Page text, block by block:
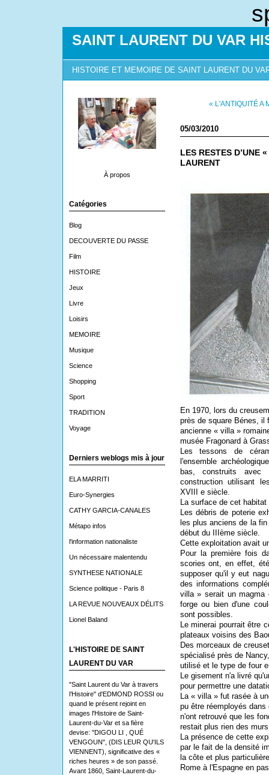
SAINT LAURENT DU VAR
HISTOIRE ET MEMOIRE DE SAINT LAURENT DU
À propos
Catégories
Blog
DECOUVERTE DU PASSE
Film
HISTOIRE
Jeux
Livre
Loisirs
MEMOIRE
Musique
Science
Shopping
Sport
TRADITION
Voyage
Derniers weblogs mis à jour
ELA MARRITI
Euro-Synergies
CATHY GARCIA-CANALES
Métapo infos
l'information nationaliste
Un nécessaire malentendu
SYNTHESE NATIONALE
Science politique - Paris 8
LA REVUE NOUVEAUX DÉLITS
Lionel Baland
L'HISTOIRE DE SAINT
LAURENT DU VAR
"Saint Laurent du Var à travers
l’Histoire" d'EDMOND ROSSI ou
quand le présent rejoint en
images l'Histoire de Saint-
Laurent-du-Var et sa fière
devise: "DIGOU LI , QUÉ
VENGOUN", (DIS LEUR QU'ILS
VIENNENT), significative des «
riches heures » de son passé.
Avant 1860, Saint-Laurent-du-
« L'ANTIQUITÉ A
05/03/2010
LES RESTES D’UNE
LAURENT
En 1970, lors du
près de square Bénes, il
ancienne « villa »
musée Fragonard à
Les tessons de
l'ensemble
bas, construits
construction utilisant
XVIII e siècle.
La surface de cet
Les débris de poterie
les plus anciens de la
début du IIIème siècle.
Cette exploitation avait
Pour la première fois
scories ont, en effet,
supposer qu'il y eut
des informations
villa » serait un
forge ou bien d'une
sont possibles.
Le minerai pourrait être
plateaux voisins des
Des morceaux de
spécialisé près de
utilisé et le type de four
Le gisement n'a livré
pour permettre une
La « villa » fut rasée à
pu être réemployés
n'ont retrouvé que les
restait plus rien des
La présence de cette
par le fait de la densité
la côte et plus
Rome à l'Espagne en